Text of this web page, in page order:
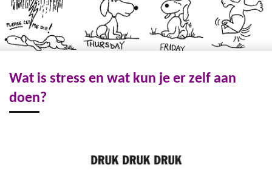
Wat is stress en wat kun je er zelf aan
doen?